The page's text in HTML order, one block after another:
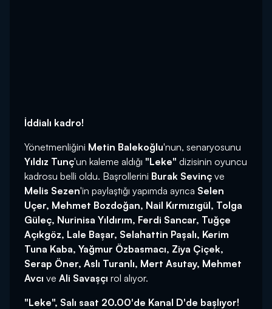
İddialı kadro!
Yönetmenliğini Metin Balekoğlu'nun, senaryosunu
Yıldız Tunç'un kaleme aldığı "Leke" dizisinin oyuncu
kadrosu belli oldu. Başrollerini Burak Sevinç ve
Melis Sezen'in paylaştığı yapımda ayrıca Selen
Uçer, Mehmet Bozdoğan, Nail Kırmızıgül, Tolga
Güleç, Nurinisa Yıldırım, Ferdi Sancar, Tuğçe
Açıkgöz, Lale Başar, Selahattin Paşalı, Kerim
Tuna Kaba, Yağmur Özbasmacı, Ziya Çiçek,
Serap Öner, Aslı Turanlı, Mert Asutay, Mehmet
Avcı ve Ali Savaşçı rol alıyor.
"Leke", Salı saat 20.00'de Kanal D'de başlıyor!